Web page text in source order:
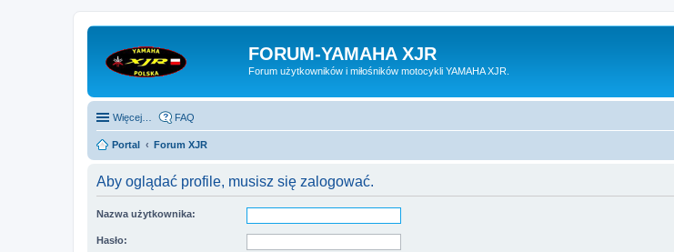
FORUM-YAMAHA XJR
Forum użytkowników i miłośników motocykli YAMAHA XJR.
Więcej… FAQ
Portal Forum XJR
Aby oglądać profile, musisz się zalogować.
Nazwa użytkownika:
Hasło: